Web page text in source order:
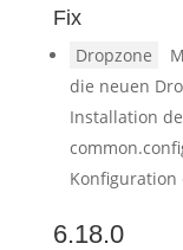
Fix
Dropzone
die neuen
Installation
Konfiguration
6.18.0